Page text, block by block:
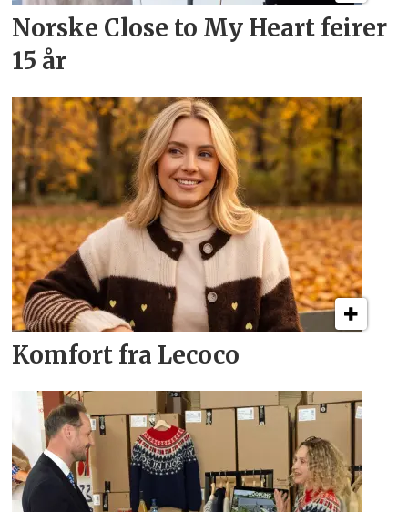
Norske Close to My Heart feirer
15 år
Komfort fra Lecoco